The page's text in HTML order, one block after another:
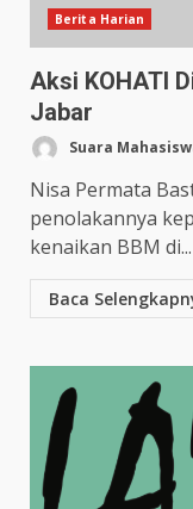
Berita Harian
Aksi KOHATI
Jabar
Suara
Nisa Permata
penolakannya
kenaikan BBM di...
Baca